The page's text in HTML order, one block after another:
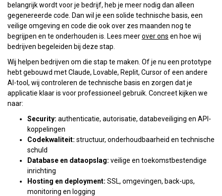
belangrijk wordt voor je bedrijf, heb je meer nodig dan alleen
gegenereerde code. Dan wil je een solide technische basis, een
veilige omgeving en code die ook over zes maanden nog te
begrijpen en te onderhouden is. Lees meerover ons en hoe wij
bedrijven begeleiden bij deze stap.
Wij helpen bedrijven om die stap te maken. Of je nu een prototype
hebt gebouwd met Claude, Lovable, Replit, Cursor of een andere
AI-tool, wij controleren de technische basis en zorgen dat je
applicatie klaar is voor professioneel gebruik. Concreet kijken we
naar:
Security: authenticatie, autorisatie, databeveiliging en API-
koppelingen
Codekwaliteit: structuur, onderhoudbaarheid en technische
schuld
Database en dataopslag: veilige en toekomstbestendige
inrichting
Hosting en deployment: SSL, omgevingen, back-ups,
monitoring en logging